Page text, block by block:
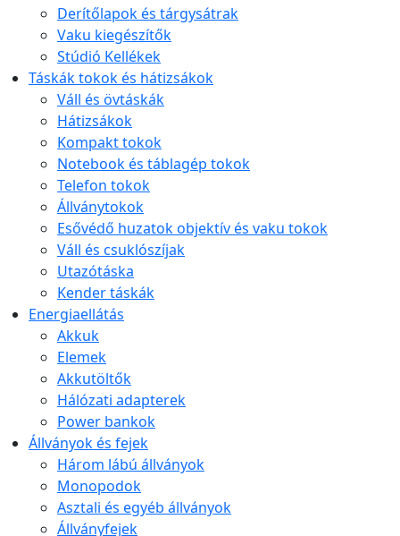
Derítőlapok és tárgysátrak
Vaku kiegészítők
Stúdió Kellékek
Táskák tokok és hátizsákok
Váll és övtáskák
Hátizsákok
Kompakt tokok
Notebook és táblagép tokok
Telefon tokok
Állványtokok
Esővédő huzatok objektív és vaku tokok
Váll és csuklószíjak
Utazótáska
Kender táskák
Energiaellátás
Akkuk
Elemek
Akkutöltők
Hálózati adapterek
Power bankok
Állványok és fejek
Három lábú állványok
Monopodok
Asztali és egyéb állványok
Állványfejek